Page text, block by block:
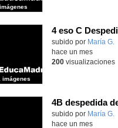
4 eso C
Contenido educativo.
subido por María G.
imágenes
hace un mes
200visualizaciones
4B despedida
Contenido educativo.
subido por María G.
hace un mes